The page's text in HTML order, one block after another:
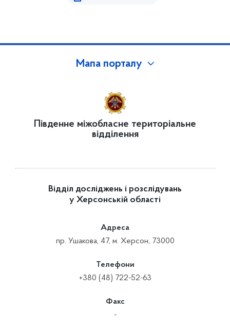
Мапа порталу
Південне міжобласне територіальне
відділення
Відділ досліджень і розслідувань
у Херсонській області
Адреса
пр. Ушакова, 47, м. Херсон, 73000
Телефони
+380 (48) 722-52-63
Факс
-